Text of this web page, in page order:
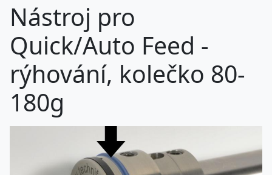
Nástroj pro
Quick/Auto Feed -
rýhování, kolečko 80-
180g